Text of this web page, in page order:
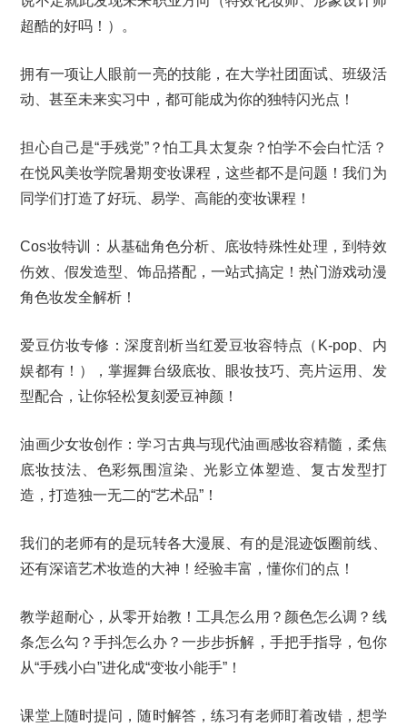
超酷的好吗！）。
拥有一项让人眼前一亮的技能，在大学社团面试、班级活
动、甚至未来实习中，都可能成为你的独特闪光点！
担心自己是“手残党”？怕工具太复杂？怕学不会白忙活？
在悦风美妆学院暑期变妆课程，这些都不是问题！我们为
同学们打造了好玩、易学、高能的变妆课程！
Cos妆特训：从基础角色分析、底妆特殊性处理，到特效
伤效、假发造型、饰品搭配，一站式搞定！热门游戏动漫
角色妆发全解析！
爱豆仿妆专修：深度剖析当红爱豆妆容特点（K-pop、内
娱都有！），掌握舞台级底妆、眼妆技巧、亮片运用、发
型配合，让你轻松复刻爱豆神颜！
油画少女妆创作：学习古典与现代油画感妆容精髓，柔焦
底妆技法、色彩氛围渲染、光影立体塑造、复古发型打
造，打造独一无二的“艺术品”！
我们的老师有的是玩转各大漫展、有的是混迹饭圈前线、
还有深谙艺术妆造的大神！经验丰富，懂你们的点！
教学超耐心，从零开始教！工具怎么用？颜色怎么调？线
条怎么勾？手抖怎么办？一步步拆解，手把手指导，包你
从“手残小白”进化成“变妆小能手”！
课堂上随时提问，随时解答，练习有老师盯着改错，想学